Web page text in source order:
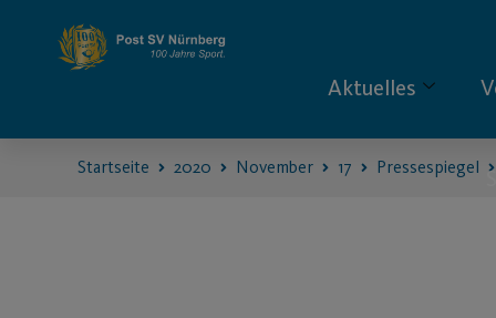
Aktuelles
Startseite 2020 November 17 Pressespiegel